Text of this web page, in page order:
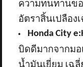
ความทนทานข
อัตราสิ้นเปลือง
Honda City
บิดดีมากจากม
น้ำมันเยี่ยม เฉ